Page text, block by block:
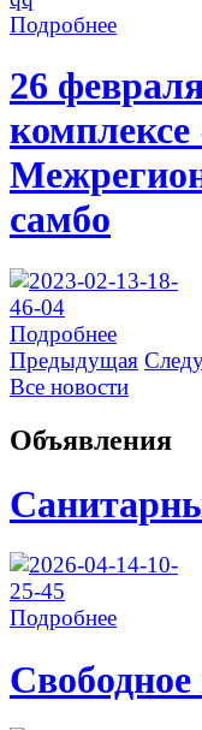
Подробнее
26
комплексе
самбо
Подробнее
Предыдущая
Все новости
Объявления
Подробнее